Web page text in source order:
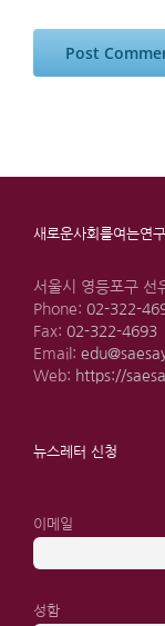
새로운사회를여는연
서울시 영등포구 선
Phone: 02-322-
Fax: 02-322-4693
Email:
Web: https://
뉴스레터 신청
이메일
성함